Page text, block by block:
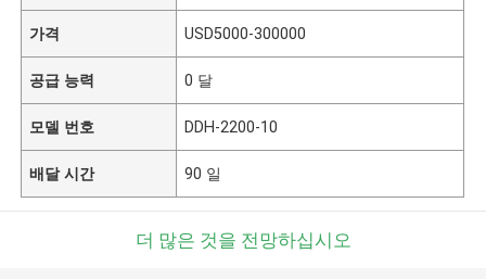
가격 USD5000-300000
공급 능력 0 달
모델 번호 DDH-2200-10
배달 시간 90 일
더 많은 것을 전망하십시오